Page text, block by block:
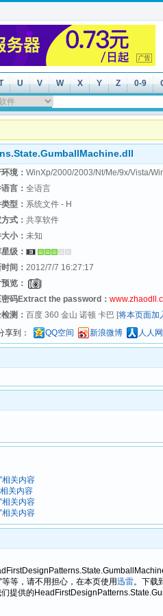
U V W X Y Z 0-9
境： WinXp/2000/2003/Nt/Me/9x/Vista/
言： 全语言
型： 系统文件 - H
式： 共享软件
小： 未知
级：
间： 2012/7/7 16:27:17
览：
密码Extract the password：
测： 百度 360 金山 诺顿 卡巴 [将本页面加
享到：
QQ空间 新浪微博 人人网
关内容
关内容
关内容
关内容
等，请不用担心，在本页使用迅雷。下载
提供的